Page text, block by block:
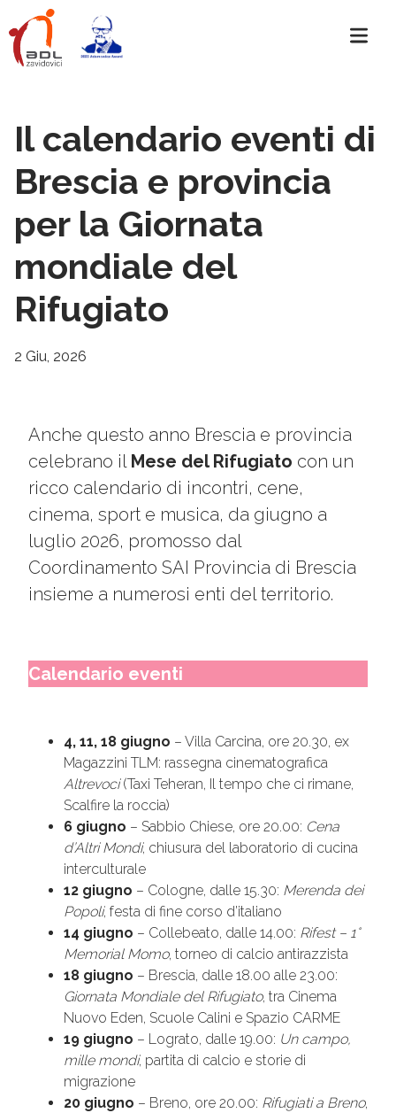
Il calendario eventi di
Brescia e provincia
per la Giornata
mondiale del
Rifugiato
2 Giu, 2026
Anche questo anno Brescia e provincia
celebrano il Mese del Rifugiato con un
ricco calendario di incontri, cene,
cinema, sport e musica, da giugno a
luglio 2026, promosso dal
Coordinamento SAI Provincia di Brescia
insieme a numerosi enti del territorio.
Calendario eventi
4, 11, 18 giugno – Villa Carcina, ore 20.30, ex
Magazzini TLM: rassegna cinematografica
Altrevoci(Taxi Teheran, Il tempo che ci rimane,
Scalfire la roccia)
6 giugno – Sabbio Chiese, ore 20.00: Cena
d’Altri Mondi, chiusura del laboratorio di cucina
interculturale
12 giugno – Cologne, dalle 15.30: Merenda dei
Popoli, festa di fine corso d’italiano
14 giugno – Collebeato, dalle 14.00: Rifest – 1°
Memorial Momo, torneo di calcio antirazzista
18 giugno – Brescia, dalle 18.00 alle 23.00:
Giornata Mondiale del Rifugiato, tra Cinema
Nuovo Eden, Scuole Calini e Spazio CARME
19 giugno – Lograto, dalle 19.00: Un campo,
mille mondi, partita di calcio e storie di
migrazione
20 giugno – Breno, ore 20.00: Rifugiati a Breno,